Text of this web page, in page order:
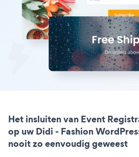
Het insluiten van Event
op uw Didi - Fashion
nooit zo eenvoudig geweest